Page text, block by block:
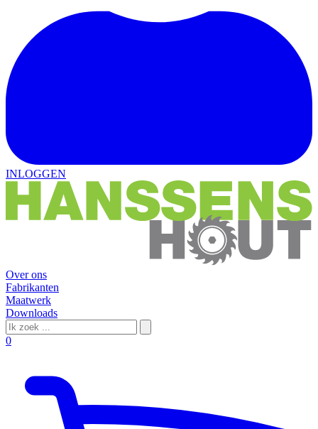
INLOGGEN
Over ons
Fabrikanten
Maatwerk
Downloads
0